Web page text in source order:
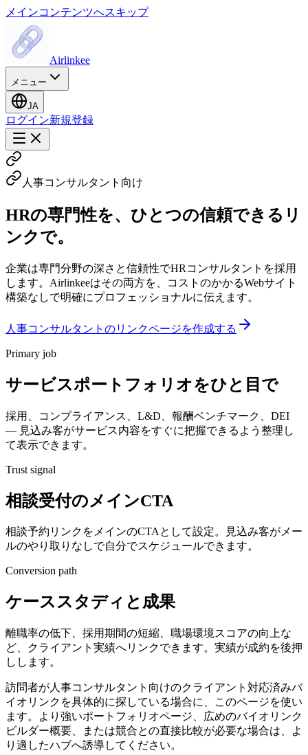
メインコンテンツへスキップ
Airlinkee
メニュー
JA
ログイン新規登録
人事コンサルタント向け
HRの専門性を、ひとつの信頼できるリ
ンクで。
企業は専門分野の深さと信頼性でHRコンサルタントを採用
します。Airlinkeeはその両方を、コストのかかるWebサイト
構築なしで明確にプロフェッショナルに伝えます。
人事コンサルタントのリンクページを作成する
Primary job
サービスポートフォリオをひと目で
採用、コンプライアンス、L&D、報酬ベンチマーク、DEI
— 見込み客がサービス内容をすぐに把握できるよう整理し
て表示できます。
Trust signal
相談受付のメインCTA
相談予約リンクをメインのCTAとして設定。見込み客がメー
ルのやり取りなしで自分でスケジュールできます。
Conversion path
ケーススタディと成果
離職率の低下、採用期間の短縮、職場環境スコアの向上な
ど、クライアント実績へリンクできます。実績が成約を後押
しします。
訪問者が人事コンサルタント向けのクライアント対応済みバ
イオリンクを具体的に探している場合に、このページを使い
ます。より強いポートフォリオページ、広めのバイオリンク
ビルダー概要、または競合との直接比較が必要な場合は、よ
り適したハブへ誘導してください。